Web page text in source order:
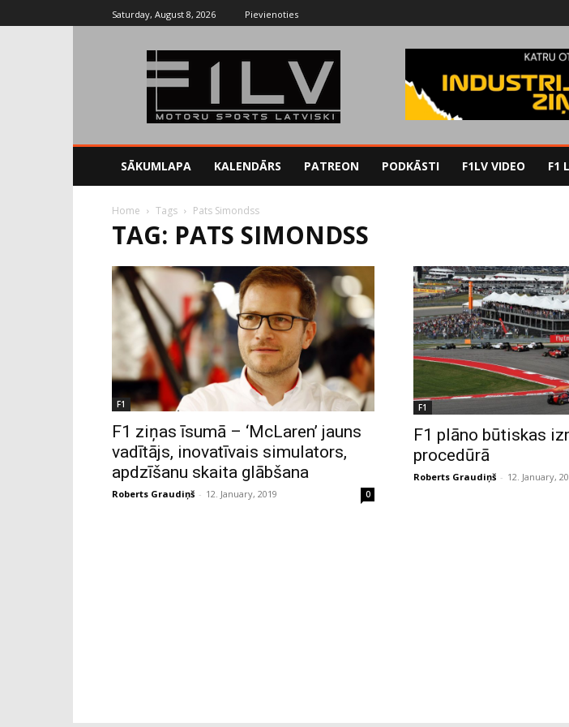
Saturday, August 8, 2026 Pievienoties
SĀKUMLAPA KALENDĀRS PATREON PODKĀSTI F1LV VIDEO F1
Home Tags Pats Simondss
TAG: PATS SIMONDSS
F1
F1 ziņas īsumā – ‘McLaren’ jauns
vadītājs, inovatīvais simulators,
apdzīšanu skaita glābšana
Roberts Graudiņš - 12. January, 2019 0
F1
F1 plāno būtiskas
procedūrā
Roberts Graudiņš - 12. January,